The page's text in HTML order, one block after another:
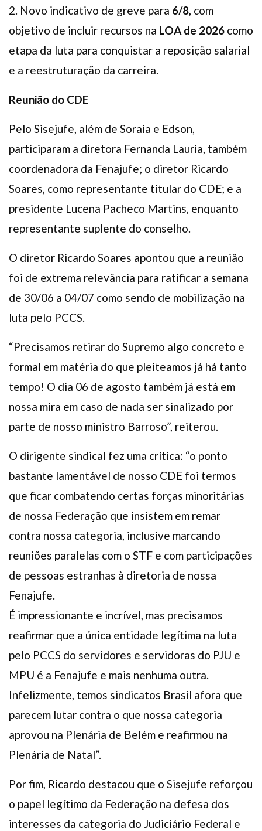
2. Novo indicativo de greve para 6/8 , com
objetivo de incluir recursos na LOA de 2026 como
etapa da luta para conquistar a reposição salarial
e a reestruturação da carreira.
Reunião do CDE
Pelo Sisejufe, além de Soraia e Edson,
participaram a diretora Fernanda Lauria, também
coordenadora da Fenajufe; o diretor Ricardo
Soares, como representante titular do CDE; e a
presidente Lucena Pacheco Martins, enquanto
representante suplente do conselho.
O diretor Ricardo Soares apontou que a reunião
foi de extrema relevância para ratificar a semana
de 30/06 a 04/07 como sendo de mobilização na
luta pelo PCCS.
“Precisamos retirar do Supremo algo concreto e
formal em matéria do que pleiteamos já há tanto
tempo! O dia 06 de agosto também já está em
nossa mira em caso de nada ser sinalizado por
parte de nosso ministro Barroso”, reiterou.
O dirigente sindical fez uma crítica: “o ponto
bastante lamentável de nosso CDE foi termos
que ficar combatendo certas forças minoritárias
de nossa Federação que insistem em remar
contra nossa categoria, inclusive marcando
reuniões paralelas com o STF e com participações
de pessoas estranhas à diretoria de nossa
Fenajufe.
É impressionante e incrível, mas precisamos
reafirmar que a única entidade legítima na luta
pelo PCCS do servidores e servidoras do PJU e
MPU é a Fenajufe e mais nenhuma outra.
Infelizmente, temos sindicatos Brasil afora que
parecem lutar contra o que nossa categoria
aprovou na Plenária de Belém e reafirmou na
Plenária de Natal”.
Por fim, Ricardo destacou que o Sisejufe reforçou
o papel legítimo da Federação na defesa dos
interesses da categoria do Judiciário Federal e